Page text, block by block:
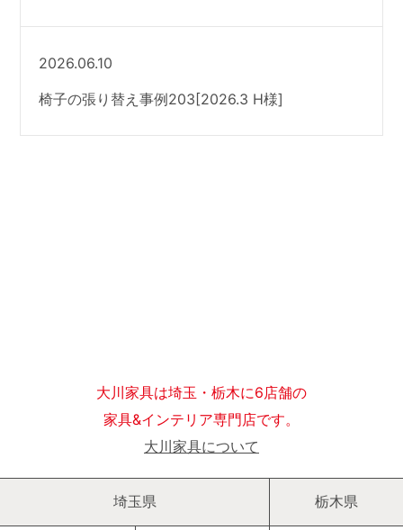
2026.06.10
椅子の張り替え事例203[2026.3 H様]
大川家具は埼玉・栃木に6店舗の
家具&インテリア専門店です。
大川家具について
埼玉県 栃木県